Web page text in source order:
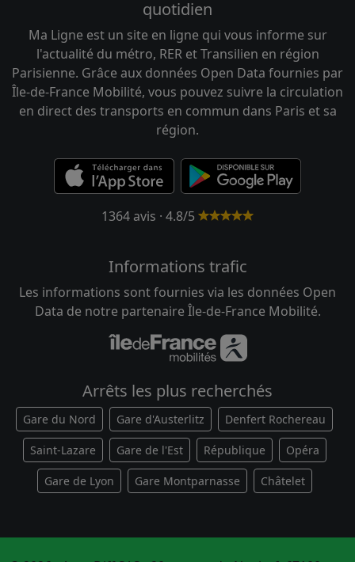
quotidien
Ma Ligne est un site en ligne qui vous informe sur
l'actualité du métro, RER et Transilien en région
Parisienne. Grâce aux données Open Data fournies par
Île-de-France Mobilité, vous pouvez suivre la circulation
en direct des transports en commun dans Paris et sa
région.
1364 avis · 4.8/5
Informations trafic
Les informations sont fournies via les données Open
Data de notre partenaire Île-de-France Mobilité.
Arrêts les plus recherchés
Gare du Nord Gare d'Austerlitz Denfert Rochereau
Saint-Lazare Gare de l'Est République Opéra
Gare de Lyon Gare Montparnasse Châtelet